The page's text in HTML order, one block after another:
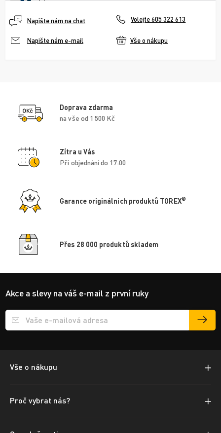
Napište nám na chat Volejte 605 322 613
Napište nám e-mail Vše o nákupu
Doprava zdarma
na vše od 1 500 Kč
Zítra u Vás
Při objednání do 17:00
Garance originálních produktů TOREX®
Přes 28 000 produktů skladem
Akce a slevy na váš e-mail z první ruky
Přihlášení e-mailu k odběru
Vše o nákupu
Proč vybrat nás?